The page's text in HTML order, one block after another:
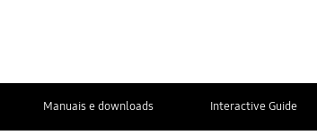
Manuais e downloads Interactive Guide